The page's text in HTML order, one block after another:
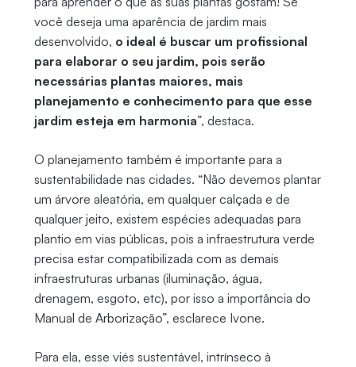
você deseja uma aparência de jardim mais
desenvolvido, o ideal é buscar um profissional
para elaborar o seu jardim, pois serão
necessárias plantas maiores, mais
planejamento e conhecimento para que esse
jardim esteja em harmonia”, destaca.
O planejamento também é importante para a
sustentabilidade nas cidades. “Não devemos plantar
um árvore aleatória, em qualquer calçada e de
qualquer jeito, existem espécies adequadas para
plantio em vias públicas, pois a infraestrutura verde
precisa estar compatibilizada com as demais
infraestruturas urbanas (iluminação, água,
drenagem, esgoto, etc), por isso a importância do
Manual de Arborização”, esclarece Ivone.
Para ela, esse viés sustentável, intrínseco à